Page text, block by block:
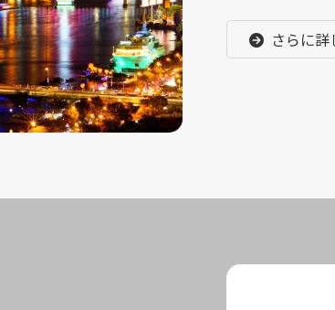
さらに詳